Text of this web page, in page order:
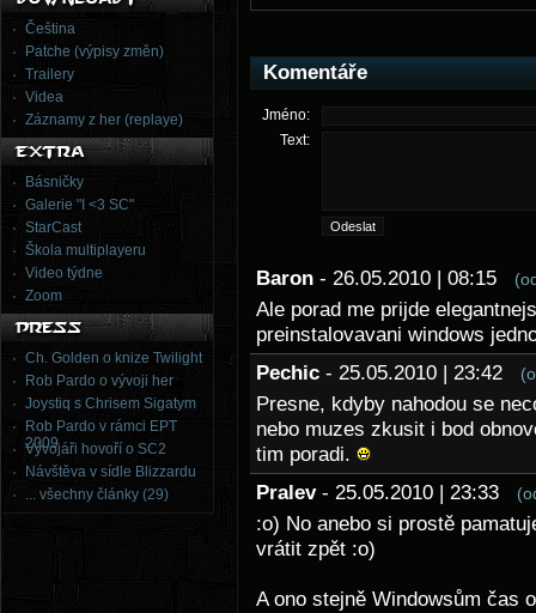
Čeština
Patche (výpisy změn)
Trailery
Videa
Záznamy z her (replaye)
Básničky
Galerie "I <3 SC"
StarCast
Škola multiplayeru
Video týdne
Zoom
Ch. Golden o knize Twilight
Rob Pardo o vývoji her
Joystiq s Chrisem Sigatym
Rob Pardo v rámci EPT
2009
Vývojáři hovoří o SC2
Návštěva v sídle Blizzardu
... všechny články (29)
Komentáře
Jméno:
Text:
Baron - 26.05.2010 | 08:15
Ale porad me prijde
preinstalovavani windows
Pechic - 25.05.2010 | 23:42
Presne, kdyby nahodou se
nebo muzes zkusit i bod
tim poradi.
Pralev - 25.05.2010 | 23:33
:o) No anebo si prostě
vrátit zpět :o)
A ono stejně Windowsům čas